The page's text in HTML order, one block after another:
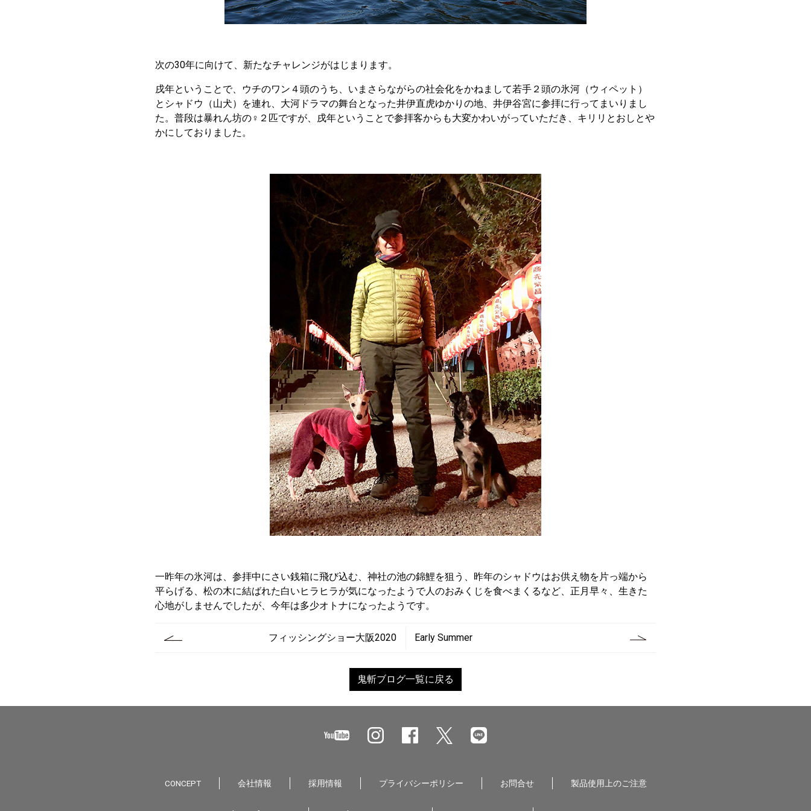
次の30年に向けて、新たなチャレンジがはじまります。
戌年ということで、ウチのワン４頭のうち、いまさらながらの社会化をかねまして若手２頭の氷河（ウィペット）
とシャドウ（山犬）を連れ、大河ドラマの舞台となった井伊直虎ゆかりの地、井伊谷宮に参拝に行ってまいりまし
た。普段は暴れん坊の♀２匹ですが、戌年ということで参拝客からも大変かわいがっていただき、キリリとおしとや
かにしておりました。
一昨年の氷河は、参拝中にさい銭箱に飛び込む、神社の池の錦鯉を狙う、昨年のシャドウはお供え物を片っ端から
平らげる、松の木に結ばれた白いヒラヒラが気になったようで人のおみくじを食べまくるなど、正月早々、生きた
心地がしませんでしたが、今年は多少オトナになったようです。
フィッシングショー大阪2020 Early Summer
鬼斬ブログ一覧に戻る
CONCEPT 会社情報 採用情報 プライバシーポリシー お問合せ 製品使用上のご注意